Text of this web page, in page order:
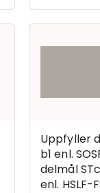
Uppfyller
b1 enl.
delmål
enl. HSLF-